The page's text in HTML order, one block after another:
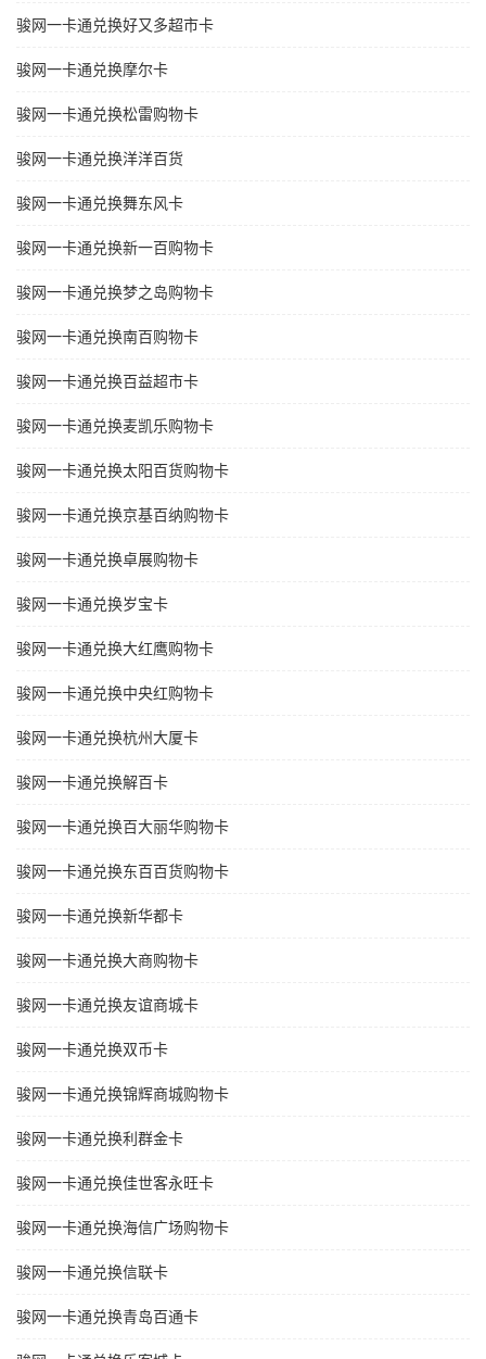
骏网一卡通兑换好又多超市卡
骏网一卡通兑换摩尔卡
骏网一卡通兑换松雷购物卡
骏网一卡通兑换洋洋百货
骏网一卡通兑换舞东风卡
骏网一卡通兑换新一百购物卡
骏网一卡通兑换梦之岛购物卡
骏网一卡通兑换南百购物卡
骏网一卡通兑换百益超市卡
骏网一卡通兑换麦凯乐购物卡
骏网一卡通兑换太阳百货购物卡
骏网一卡通兑换京基百纳购物卡
骏网一卡通兑换卓展购物卡
骏网一卡通兑换岁宝卡
骏网一卡通兑换大红鹰购物卡
骏网一卡通兑换中央红购物卡
骏网一卡通兑换杭州大厦卡
骏网一卡通兑换解百卡
骏网一卡通兑换百大丽华购物卡
骏网一卡通兑换东百百货购物卡
骏网一卡通兑换新华都卡
骏网一卡通兑换大商购物卡
骏网一卡通兑换友谊商城卡
骏网一卡通兑换双币卡
骏网一卡通兑换锦辉商城购物卡
骏网一卡通兑换利群金卡
骏网一卡通兑换佳世客永旺卡
骏网一卡通兑换海信广场购物卡
骏网一卡通兑换信联卡
骏网一卡通兑换青岛百通卡